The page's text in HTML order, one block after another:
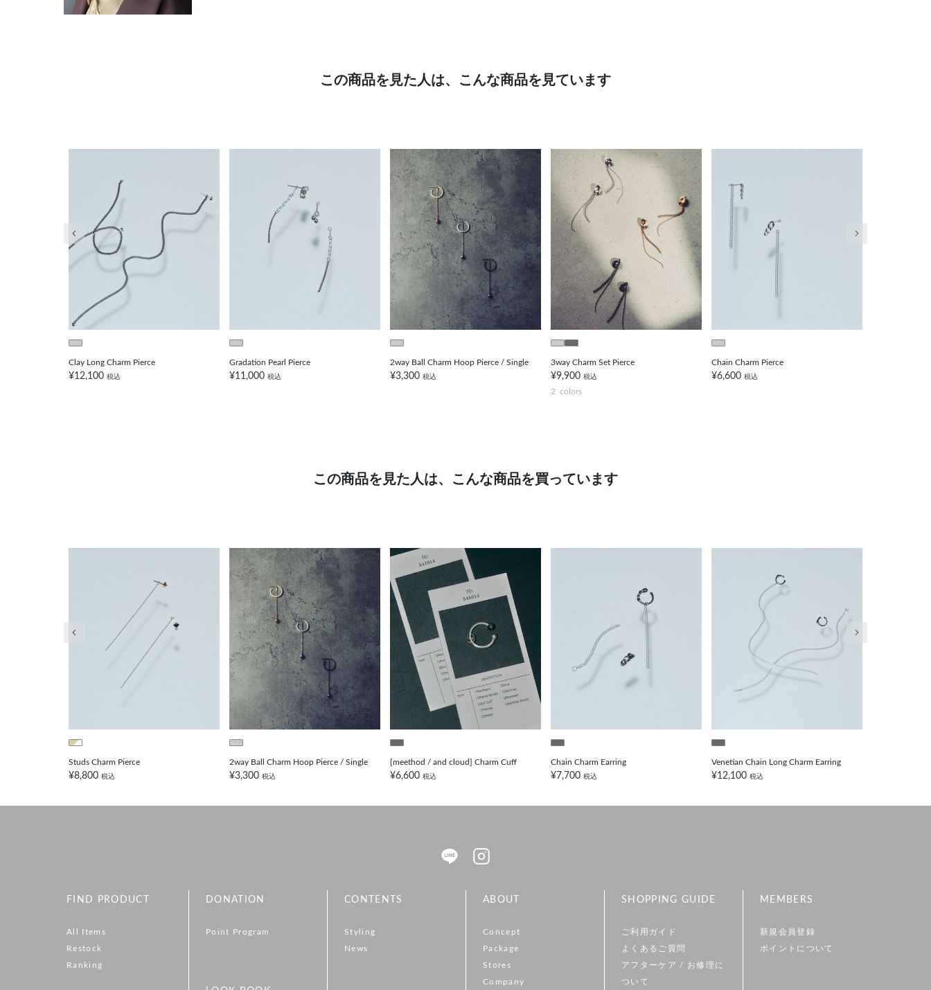
この商品を見た人は、こんな商品を見ています
Clay Long Charm Pierce
¥12,100 税込
Gradation Pearl Pierce
¥11,000 税込
2way Ball Charm Hoop Pierce / Single
¥3,300 税込
3way Charm Set Pierce
¥9,900 税込
2 colors
Chain Charm Pierce
¥6,600 税込
前の画像
この商品を見た人は、こんな商品を買っています
Studs Charm Pierce
¥8,800 税込
2way Ball Charm Hoop Pierce / Single
¥3,300 税込
[meethod / and cloud] Charm Cuff
¥6,600 税込
Chain Charm Earring
¥7,700 税込
Venetian Chain Long Charm Earring
¥12,100 税込
前の画像
FIND PRODUCT
All Items
Restock
Ranking
DONATION
Point Program
CONTENTS
Styling
News
ABOUT
Concept
Package
Stores
Company
SHOPPING GUIDE
ご利用ガイド
よくあるご質問
アフターケア / お修理に
ついて
MEMBERS
新規会員登録
ポイントについて